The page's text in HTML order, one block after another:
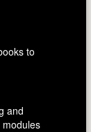
to
and